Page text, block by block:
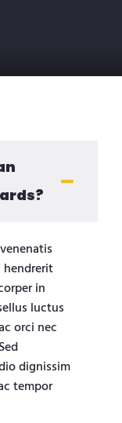
in
luctus
orci nec
dignissim
tempor